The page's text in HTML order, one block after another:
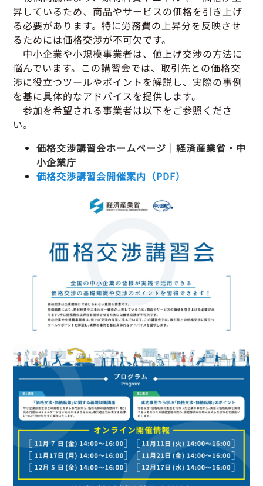
Gマーク制度について
巡回指導について
運行管理者・整備管理者
適正化だより
会員専用ページ
初任運転者特別指導教育
グッドラーニング
運送申込・書面化アプリ
利用申し込み
活動報告・協会報
貸出用ビデオライブラリ
会員メール登録・会員情報変更
保有車両台数変更
一般の皆さまへ
トラック輸送の役割
緑ナンバートラックとは
Gマークとは
引越安心マークとは
協会の活動
入会のご案内
プライバシーポリシー
お問い合わせ
昇しているため、商品やサービスの価格を引き上げ
る必要があります。特に労務費の上昇分を反映させ
るためには価格交渉が不可欠です。
中小企業や小規模事業者は、値上げ交渉の方法に
悩んでいます。この講習会では、取引先との価格交
渉に役立つツールやポイントを解説し、実際の事例
を基に具体的なアドバイスを提供します。
参加を希望される事業者は以下をご参照くださ
い。
価格交渉講習会ホームページ｜経済産業省・中
小企業庁
価格交渉講習会開催案内（PDF）